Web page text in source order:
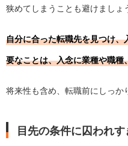
狭めてしまうことも避けましょ
自分に合った転職先を見つけ
要なことは、入念に業種や職
将来性も含め、転職前にしっか
目先の条件に囚われ